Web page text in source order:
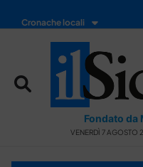
Cronache locali
Fondato da
VENERDÌ 7 AGOSTO